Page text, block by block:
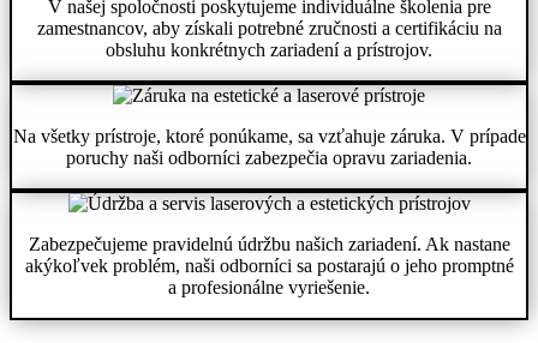
V našej spoločnosti poskytujeme individuálne školenia pre
zamestnancov, aby získali potrebné zručnosti a certifikáciu na
obsluhu konkrétnych zariadení a prístrojov.
Na všetky prístroje, ktoré ponúkame, sa vzťahuje záruka. V prípade
poruchy naši odborníci zabezpečia opravu zariadenia.
Zabezpečujeme pravidelnú údržbu našich zariadení. Ak nastane
akýkoľvek problém, naši odborníci sa postarajú o jeho promptné
a profesionálne vyriešenie.